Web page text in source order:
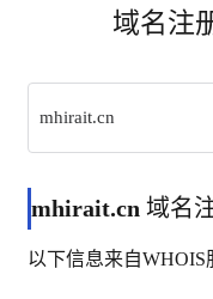
域名注
mhirait.cn 域名
以下信息来自WHOIS